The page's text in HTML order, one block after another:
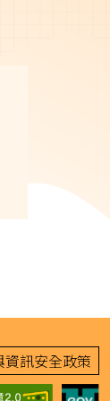
資訊安全政策